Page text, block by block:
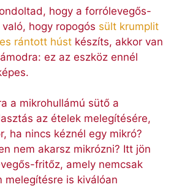
hogy a forrólevegős-
hogy ropogós sült krumplit
rántott húst készíts, akkor van
ez az eszköz ennél
a mikrohullámú sütő a
az ételek melegítésére,
ha nincs kéznél egy mikró?
nem akarsz mikrózni? Itt jön
fritőz, amely nemcsak
melegítésre is kiválóan